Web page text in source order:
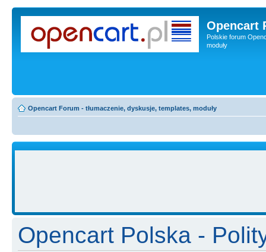
Opencart
Polskie forum
moduły
Opencart Forum - tłumaczenie, dyskusje, templates, moduły
Opencart Polska -